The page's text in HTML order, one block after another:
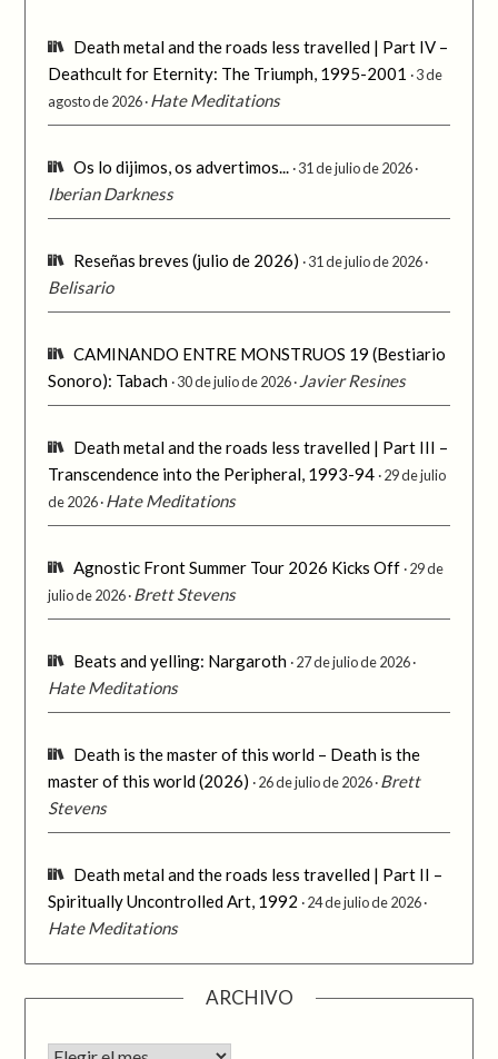
Death metal and the roads less travelled | Part IV –
Deathcult for Eternity: The Triumph, 1995-2001
3 de
agosto de 2026 Hate Meditations
Os lo dijimos, os advertimos... 31 de julio de 2026
Iberian Darkness
Reseñas breves (julio de 2026) 31 de julio de 2026
Belisario
CAMINANDO ENTRE MONSTRUOS 19 (Bestiario
Sonoro): Tabach 30 de julio de 2026 Javier Resines
Death metal and the roads less travelled | Part III –
Transcendence into the Peripheral, 1993-94 29 de julio
de 2026 Hate Meditations
Agnostic Front Summer Tour 2026 Kicks Off 29 de
julio de 2026 Brett Stevens
Beats and yelling: Nargaroth 27 de julio de 2026
Hate Meditations
Death is the master of this world – Death is the
master of this world (2026)
26 de julio de 2026 Brett
Stevens
Death metal and the roads less travelled | Part II –
Spiritually Uncontrolled Art, 1992
24 de julio de 2026
Hate Meditations
ARCHIVO